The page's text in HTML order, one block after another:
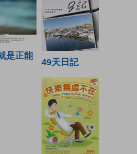
是正能
49天日記